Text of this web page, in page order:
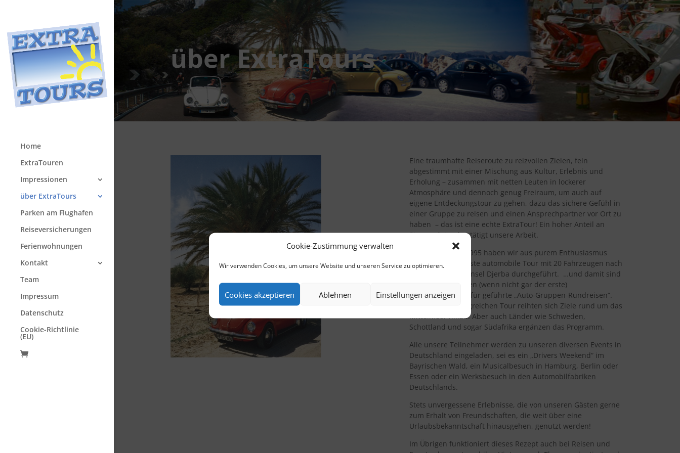
Cookie-Zustimmung verwalten
Wir verwenden Cookies, um unsere Website und unseren Service zu optimieren.
Cookies akzeptieren Ablehnen Einstellungen anzeigen
Home
ExtraTouren
Impressionen
über ExtraTours
Parken am Flughafen
Reiseversicherungen
Ferienwohnungen
Kontakt
Team
Impressum
Datenschutz
Cookie-Richtlinie
(EU)
über ExtraTours
Eine traumhafte Reiseroute zu reizvollen Zielen, fein
abgestimmt mit einer Mischung aus Kultur, Erlebnis und
Erholung – zusammen mit netten Leuten in lockerer
Atmosphäre und dennoch genug Freiraum, um auch auf
eigene Entdeckungstour zu gehen, dazu das sichere Gefühl in
einer Gruppe zu reisen und einen Ansprechpartner vor Ort zu
haben – das ist eine echte ExtraTour! Ein hoher Anteil an
Stammgästen bestätigt unsere Arbeit.
Bereits im Jahre 1995 haben wir aus purem Enthusiasmus
heraus, unsere erste automobile Tour mit 20 Fahrzeugen nach
Tunesien auf die Insel Djerba durchgeführt. …und damit sind
wir einer der ersten (wenn nicht gar der erste)
Reiseveranstalter für geführte „Auto-Gruppen-Rundreisen“.
Nach dieser erfolgreichen Tour reihten sich Ziele rund um das
Mittelmeer hinzu. Aber auch Länder wie Schweden,
Schottland und sogar Südafrika ergänzen das Programm.
Alle unsere Teilnehmer werden zu unseren diversen Events in
Deutschland eingeladen, sei es ein „Drivers Weekend“ im
Bayrischen Wald, ein Musicalbesuch in Hamburg, Berlin oder
Essen oder ein Werksbesuch in den Automobilfabriken
Deutschlands.
Stets unvergessene Erlebnisse, die von unseren Gästen gerne
zum Erhalt von Freundschaften, die weit über eine
Urlaubsbekanntschaft hinausgehen, genutzt werden!
Im Übrigen funktioniert dieses Rezept auch bei Reisen und